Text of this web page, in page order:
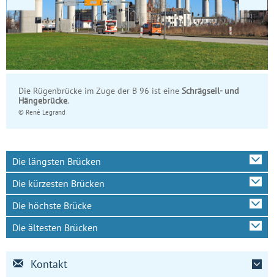
Die Rügenbrücke im Zuge der B 96 ist eine Schrägseil- und
Hängebrücke.
© René Legrand
Die längsten Brücken
Die kürzesten Brücken
Die höchste Brücke
Die ältesten Brücken
Kontakt